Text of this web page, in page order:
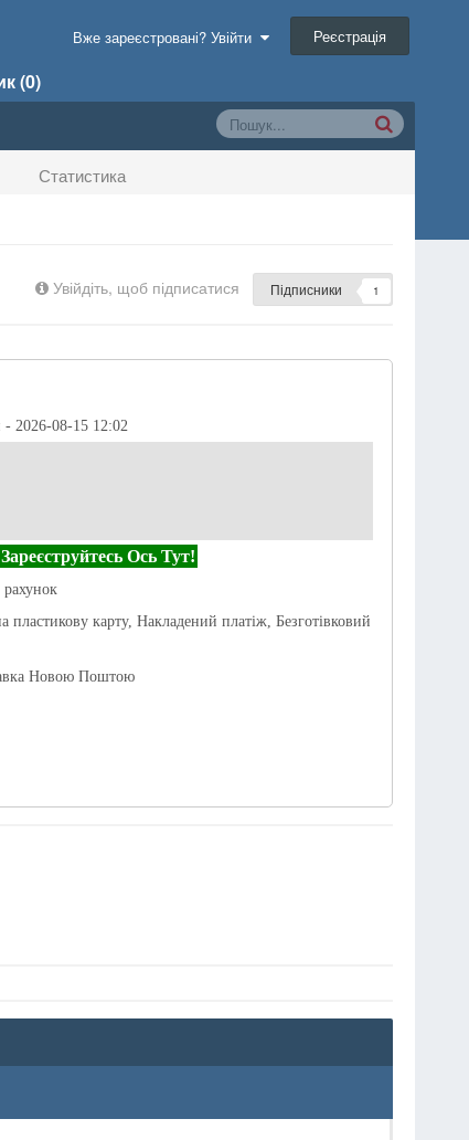
(0)
Вже зареєстровані? Увійти Реєстрація
Статистика
Увійдіть, щоб підписатися Підписники 1
- 2026-08-15 12:02
Зареєструйтесь Ось Тут!
рахунок
пластикову карту, Накладений платіж, Безготівковий
Новою Поштою